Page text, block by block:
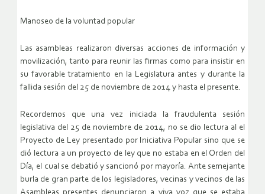
Manoseo de la voluntad popular
Las asambleas realizaron diversas acciones de información y
movilización, tanto para reunir las firmas como para insistir en
su favorable tratamiento en la Legislatura antes y durante la
fallida sesión del 25 de noviembre de 2014 y hasta el presente.
Recordemos que una vez iniciada la fraudulenta sesión
legislativa del 25 de noviembre de 2014, no se dio lectura al el
Proyecto de Ley presentado por Iniciativa Popular sino que se
dió lectura a un proyecto de ley que no estaba en el Orden del
Día, el cual se debatió y sancionó por mayoría. Ante semejante
burla de gran parte de los legisladores, vecinas y vecinos de las